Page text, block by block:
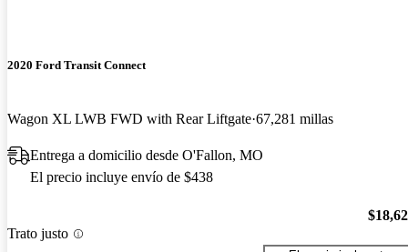
2020 Ford Transit Connect
Wagon XL LWB FWD with Rear Liftgate 67,281 millas
Entrega a domicilio desde O'Fallon, MO
El precio incluye envío de $438
Trato justo